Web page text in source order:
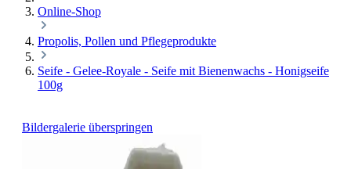
Online-Shop
Propolis, Pollen und Pflegeprodukte
Seife - Gelee-Royale - Seife mit Bienenwachs - Honigseife
100g
Bildergalerie überspringen